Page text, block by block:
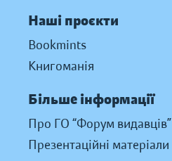
Наші проєкти
Bookmints
Книгоманія
Більше інформації
Про ГО “Форум видавців”
Презентаційні матеріали